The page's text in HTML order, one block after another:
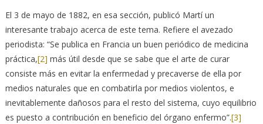
El 3 de mayo de 1882, en esa sección, publicó Martí un
interesante trabajo acerca de este tema. Refiere el avezado
periodista: “Se publica en Francia un buen periódico de medicina
práctica,[2] más útil desde que se sabe que el arte de curar
consiste más en evitar la enfermedad y precaverse de ella por
medios naturales que en combatirla por medios violentos, e
inevitablemente dañosos para el resto del sistema, cuyo equilibrio
es puesto a contribución en beneficio del órgano enfermo”.[3]